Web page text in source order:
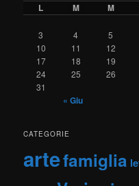
L M M
3
4 5
10
11 12
17
18 19
24
25 26
31
« Giu
CATEGORIE
artefamiglia